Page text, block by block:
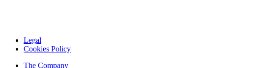
Legal
Cookies Policy
The Company